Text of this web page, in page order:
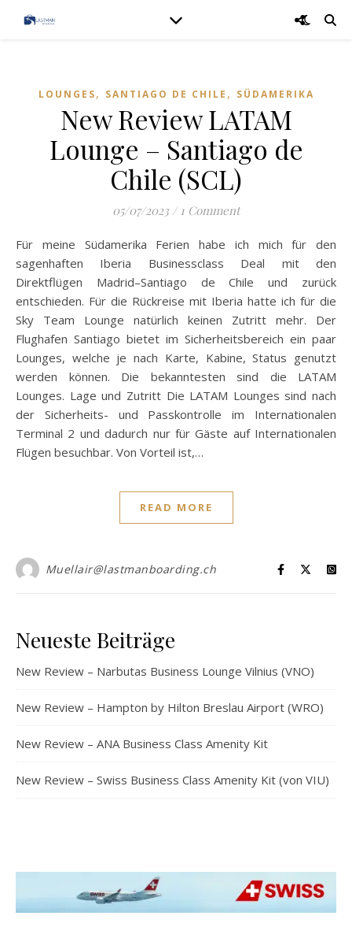
LOUNGES, SANTIAGO DE CHILE , SÜDAMERIKA
New Review LATAM
Lounge – Santiago de
Chile (SCL)
05/07/2023 / 1 Comment
Für meine Südamerika Ferien habe ich mich für den
sagenhaften Iberia Businessclass Deal mit den
Direktflügen Madrid–Santiago de Chile und zurück
entschieden. Für die Rückreise mit Iberia hatte ich für die
Sky Team Lounge natürlich keinen Zutritt mehr. Der
Flughafen Santiago bietet im Sicherheitsbereich ein paar
Lounges, welche je nach Karte, Kabine, Status genutzt
werden können. Die bekanntesten sind die LATAM
Lounges. Lage und Zutritt Die LATAM Lounges sind nach
der Sicherheits- und Passkontrolle im Internationalen
Terminal 2 und dadurch nur für Gäste auf Internationalen
Flügen besuchbar. Von Vorteil ist,…
READ MORE
Muellair@lastmanboarding.ch
Neueste Beiträge
New Review – Narbutas Business Lounge Vilnius (VNO)
New Review – Hampton by Hilton Breslau Airport (WRO)
New Review – ANA Business Class Amenity Kit
New Review – Swiss Business Class Amenity Kit (von VIU)